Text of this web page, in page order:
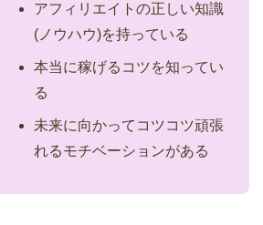
アフィリエイトの正しい知識
(ノウハウ)を持っている
本当に稼げるコツを知ってい
る
未来に向かってコツコツ頑張
れるモチベーションがある